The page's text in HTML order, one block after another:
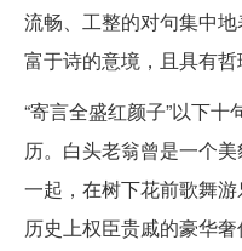
流畅、工整的对句集中
富于诗的意境，且具有哲
“寄言全盛红颜子”以下
历。白头老翁曾是一个
一起，在树下花前歌舞
历史上权臣贵戚的豪华